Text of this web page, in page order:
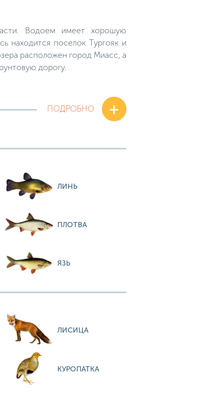
Водоем имеет хорошую
находится поселок Тургояк и
расположен город Миасс, а
дорогу.
ПОДРОБНО
+
ЛИНЬ
ПЛОТВА
ЯЗЬ
ЛИСИЦА
КУРОПАТКА